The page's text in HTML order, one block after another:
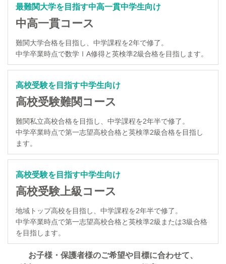
最難関大学を目指す中高一貫中学生向け
中高一貫コース
難関大学合格を目指し、中学課程を2年で修了。
中学卒業時点で数学ⅠA修得と英検準2級合格を目指します。
高校受験を目指す中学生向け
高校受験難関コース
難関私立高校合格を目指し、中学課程を2年半で修了。
中学卒業時点で第一志望高校合格と英検準2級合格を目指し
ます。
高校受験を目指す中学生向け
高校受験上級コース
地域トップ高校を目指し、中学課程を2年半で修了。
中学卒業時点で第一志望高校合格と英検準2級または3級合格
を目指します。
お子様・保護者様のご希望や目標に合わせて、